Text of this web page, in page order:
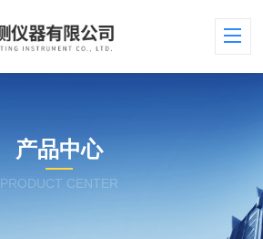
产品中心
PRODUCT CENTER